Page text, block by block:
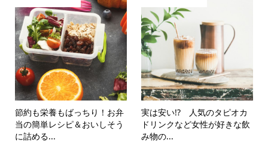
節約も栄養もばっちり！お弁
当の簡単レシピ＆おいしそう
に詰める...
実は安い!? 人気のタピオカ
ドリンクなど女性が好きな飲
み物の...